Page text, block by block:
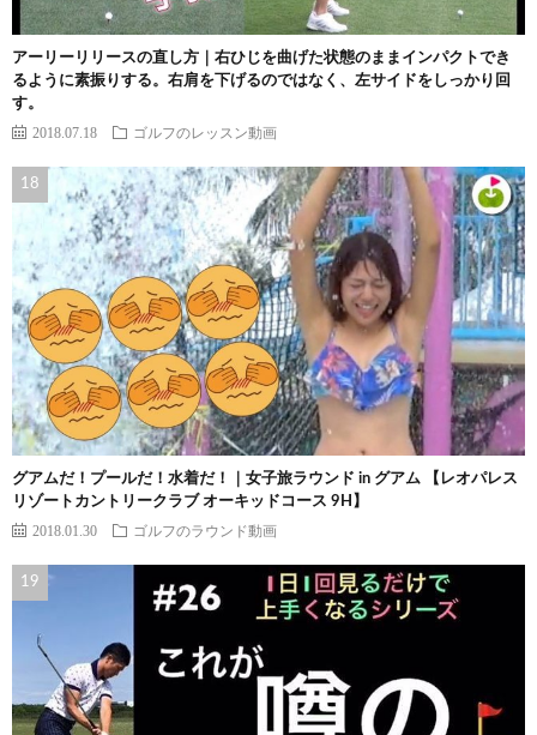
アーリーリリースの直し方｜右ひじを曲げた状態のままインパクトでき
るように素振りする。右肩を下げるのではなく、左サイドをしっかり回
す。
2018.07.18 ゴルフのレッスン動画
グアムだ！プールだ！水着だ！｜女子旅ラウンド in グアム 【レオパレス
リゾートカントリークラブ オーキッドコース 9H】
2018.01.30 ゴルフのラウンド動画